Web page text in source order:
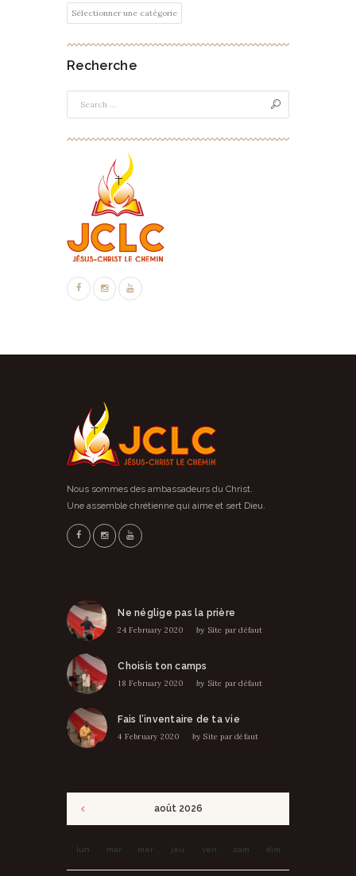
Catégories
Recherche
Nous sommes des ambassadeurs du Christ.
Une assemble chrétienne qui aime et sert Dieu.
Ne néglige pas la prière
24 February 2020 by Site par défaut
Choisis ton camps
18 February 2020 by Site par défaut
Fais l’inventaire de ta vie
4 February 2020 by Site par défaut
août 2026
lun mar mer jeu ven sam dim